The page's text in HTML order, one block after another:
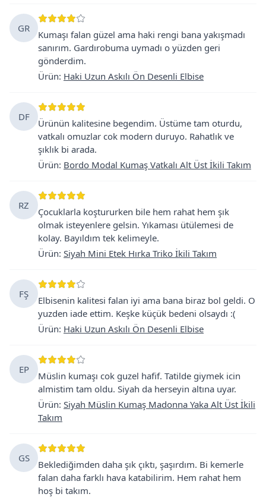
GR
Kumaşı falan güzel ama haki rengi bana yakışmadı
sanırım. Gardırobuma uymadı o yüzden geri
gönderdim.
Ürün: Haki Uzun Askılı Ön Desenli Elbise
DF
Ürünün kalitesine begendim. Üstüme tam oturdu,
vatkalı omuzlar cok modern duruyo. Rahatlık ve
şıklık bi arada.
Ürün: Bordo Modal Kumaş Vatkalı Alt Üst İkili Takım
RZ
Çocuklarla koştururken bile hem rahat hem şık
olmak isteyenlere gelsin. Yıkaması ütülemesi de
kolay. Bayıldım tek kelimeyle.
Ürün: Siyah Mini Etek Hırka Triko İkili Takım
FŞ
Elbisenin kalitesi falan iyi ama bana biraz bol geldi. O
yuzden iade ettim. Keşke küçük bedeni olsaydı :(
Ürün: Haki Uzun Askılı Ön Desenli Elbise
EP
Müslin kumaşı cok guzel hafif. Tatilde giymek icin
almistim tam oldu. Siyah da herseyin altına uyar.
Ürün: Siyah Müslin Kumaş Madonna Yaka Alt Üst İkili
Takım
GS
Beklediğimden daha şık çıktı, şaşırdım. Bi kemerle
falan daha farklı hava katabilirim. Hem rahat hem
hoş bi takım.